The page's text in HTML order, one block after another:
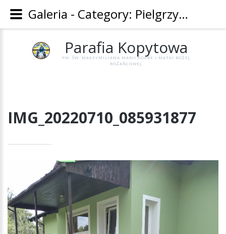
Parafia Kopytowa
PW. ŚW. MAKSYMILIANA MARII KOLBE I MATKI BOŻEJ
RÓŻAŃCOWEJ
IMG_20220710_085931877
Galeria - Category: Pielgrzymka do Św. Jana z Dukli 2022 - Image: IMG_20220710_085931877 - Parafia Kopytowa